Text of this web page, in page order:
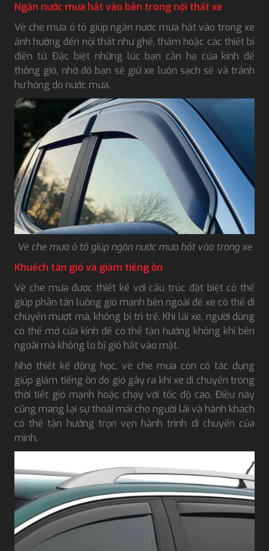
Ngăn nước mưa hắt vào bên trong nội thất xe
Vè che mưa ô tô giúp ngăn nước mưa hắt vào trong xe
ảnh hưởng đến nội thất như ghế, thảm hoặc các thiết bị
điện tử. Đặc biệt những lúc bạn cần hạ của kính để
thông gió, nhờ đó bạn sẽ giữ xe luôn sạch sẽ và tránh
hư hỏng do nước mưa.
Vè che mưa ô tô giúp ngăn nước mưa hắt vào trong xe
Khuếch tán gió và giảm tiếng ồn
Vè che mưa được thiết kế với cấu trúc đặt biệt có thể
giúp phân tán luồng gió mạnh bên ngoài để xe có thể di
chuyển mượt mà, không bị trì trệ. Khi lái xe, người dùng
có thể mở cửa kính để có thể tận hưởng không khí bên
ngoài mà không lo bị gió hắt vào mặt.
Nhờ thiết kế động học, vè che mưa còn có tác dụng
giúp giảm tiếng ồn do gió gây ra khi xe di chuyển trong
thời tiết gió mạnh hoặc chạy với tốc độ cao. Điều này
cũng mang lại sự thoải mái cho người lái và hành khách
có thể tận hưởng trọn vẹn hành trình di chuyển của
mình.